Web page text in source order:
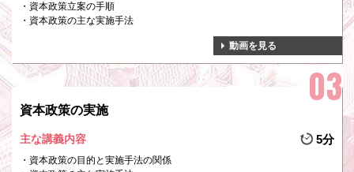
資本政策立案の手順
資本政策の主な実施手法
動画を見る
資本政策の実施
主な講義内容 5分
資本政策の目的と実施手法の関係